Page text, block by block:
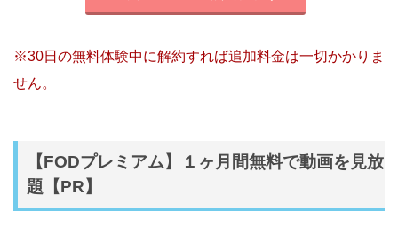
※30日の無料体験中に解約すれば追加料金は一切かかりま
せん。
【FODプレミアム】１ヶ月間無料で動画を見放
題【PR】